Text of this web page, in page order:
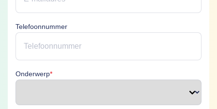
Telefoonnummer
Onderwerp*Onderwerp is verplicht